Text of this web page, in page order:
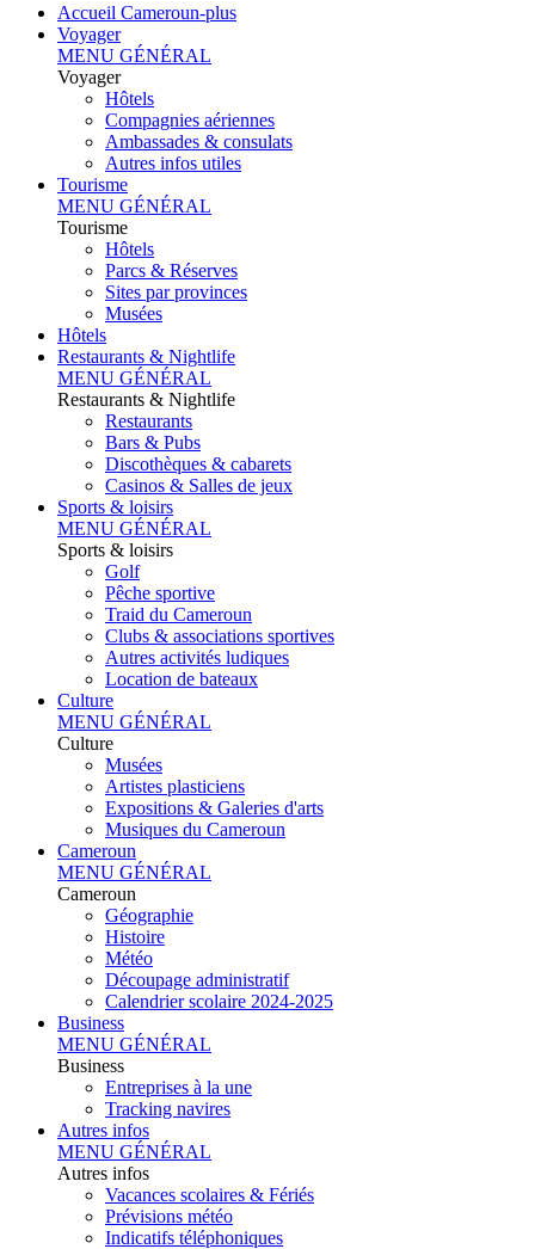
Accueil Cameroun-plus
Voyager
MENU GÉNÉRAL
Voyager
Hôtels
Compagnies aériennes
Ambassades & consulats
Autres infos utiles
Tourisme
MENU GÉNÉRAL
Tourisme
Hôtels
Parcs & Réserves
Sites par provinces
Musées
Hôtels
Restaurants & Nightlife
MENU GÉNÉRAL
Restaurants & Nightlife
Restaurants
Bars & Pubs
Discothèques & cabarets
Casinos & Salles de jeux
Sports & loisirs
MENU GÉNÉRAL
Sports & loisirs
Golf
Pêche sportive
Traid du Cameroun
Clubs & associations sportives
Autres activités ludiques
Location de bateaux
Culture
MENU GÉNÉRAL
Culture
Musées
Artistes plasticiens
Expositions & Galeries d'arts
Musiques du Cameroun
Cameroun
MENU GÉNÉRAL
Cameroun
Géographie
Histoire
Météo
Découpage administratif
Calendrier scolaire 2024-2025
Business
MENU GÉNÉRAL
Business
Entreprises à la une
Tracking navires
Autres infos
MENU GÉNÉRAL
Autres infos
Vacances scolaires & Fériés
Prévisions météo
Indicatifs téléphoniques